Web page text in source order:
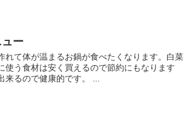
ュー
て体が温まるお鍋が食べたくなります。白菜
う食材は安く買えるので節約にもなります
来るので健康的です。 ...